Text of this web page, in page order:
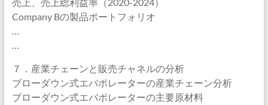
Company Bの製品ポートフォリオ
…
…
７．産業チェーンと販売チャネルの分析
ブローダウン式エバポレーターの産業チェーン分析
ブローダウン式エバポレーターの主要原材料